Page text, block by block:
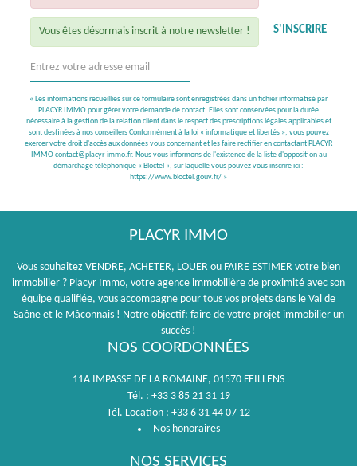
Vous êtes désormais inscrit à notre newsletter ! S'INSCRIRE
« Les informations recueillies sur ce formulaire sont enregistrées dans un fichier informatisé par
PLACYR IMMO pour gérer votre demande de contact. Elles sont conservées pour la durée
nécessaire à la gestion de la relation client dans le respect des prescriptions légales applicables et
sont destinées à nos conseillers Conformément à la loi « informatique et libertés », vous pouvez
exercer votre droit d'accès aux données vous concernant et les faire rectifier en contactant PLACYR
IMMO contact@placyr-immo.fr. Nous vous informons de l'existence de la liste d'opposition au
démarchage téléphonique « Bloctel », sur laquelle vous pouvez vous inscrire ici :
https://www.bloctel.gouv.fr/ »
PLACYR IMMO
Vous souhaitez VENDRE, ACHETER, LOUER ou FAIRE ESTIMER votre bien
immobilier ? Placyr Immo, votre agence immobilière de proximité avec son
équipe qualifiée, vous accompagne pour tous vos projets dans le Val de
Saône et le Mâconnais ! Notre objectif: faire de votre projet immobilier un
succès !
NOS COORDONNÉES
11A IMPASSE DE LA ROMAINE, 01570 FEILLENS
Tél. : +33 3 85 21 31 19
Tél. Location : +33 6 31 44 07 12
Nos honoraires
NOS SERVICES